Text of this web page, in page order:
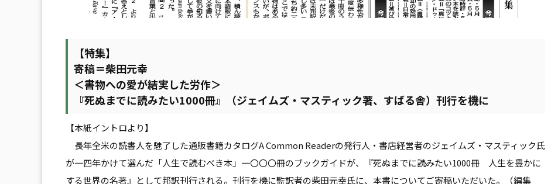
【特集】
寄稿＝柴田元幸
＜書物への愛が結実した労作＞
『死ぬまでに読みたい1000冊』（ジェイムズ・マスティック著、すばる舎）刊行を機に
【本紙イントロより】
長年全米の読書人を魅了した通販書籍カタログA Common Readerの発行人・書店経営者のジェイムズ・マスティック氏
が一四年かけて選んだ「人生で読むべき本」一〇〇〇冊のブックガイドが、『死ぬまでに読みたい1000冊 人生を豊かに
する世界の名著』として邦訳刊行される。刊行を機に監訳者の柴田元幸氏に、本書についてご寄稿いただいた。（編集